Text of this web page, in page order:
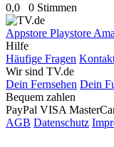
0,0 0 Stimmen
Appstore Playstore
Hilfe
Häufige Fragen
Wir sind TV.de
Dein Fernsehen Dein
Bequem zahlen
PayPal VISA
AGB Datenschutz